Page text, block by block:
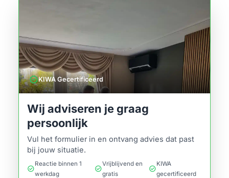
verifiedKIWA Gecertificeerd
Wij adviseren je graag
persoonlijk
Vul het formulier in en ontvang advies dat past
bij jouw situatie.
check_circle
Reactie binnen 1
werkdag
check_circle
Vrijblijvend en
gratis
check_circle
KIWA
gecertificeerd